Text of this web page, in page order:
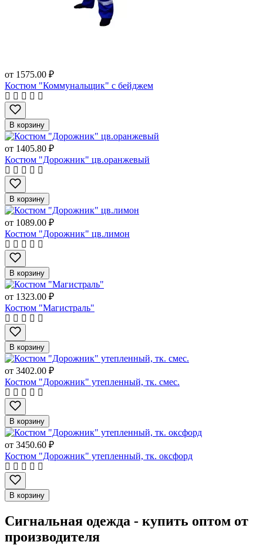
от 1575.00 ₽
Костюм "Коммунальщик" с бейджем
В корзину
от 1405.80 ₽
Костюм "Дорожник" цв.оранжевый
В корзину
от 1089.00 ₽
Костюм "Дорожник" цв.лимон
В корзину
от 1323.00 ₽
Костюм "Магистраль"
В корзину
от 3402.00 ₽
Костюм "Дорожник" утепленный, тк. смес.
В корзину
от 3450.60 ₽
Костюм "Дорожник" утепленный, тк. оксфорд
В корзину
Сигнальная одежда - купить оптом от
производителя